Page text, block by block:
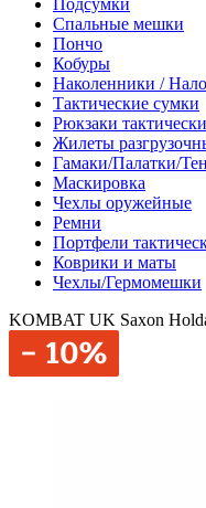
Подсумки
Спальные мешки
Пончо
Кобуры
Наколенники /
Тактические сумки
Рюкзаки
Жилеты
Гамаки/Палатки/
Маскировка
Чехлы оружейные
Ремни
Портфели
Коврики и маты
Чехлы/Гермомешки
KOMBAT UK Saxon